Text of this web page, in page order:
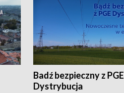
Badź bezpieczny z PGE
Dystrybucja